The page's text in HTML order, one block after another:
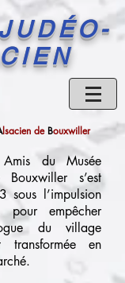
lsacien de Bouxwiller
Amis du Musée
Bouxwiller s’est
sous l’impulsion
empêcher
du village
transformée en